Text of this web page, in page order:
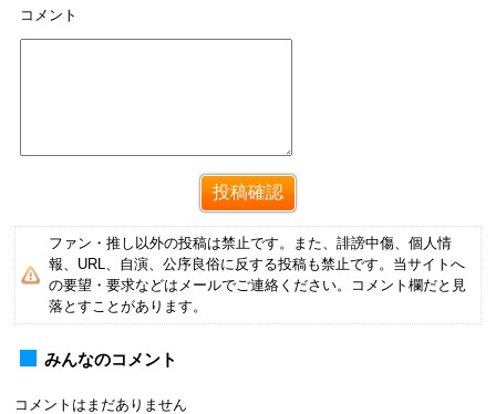
コメント
ファン・推し以外の投稿は禁止です。また、誹謗中傷、個人情
報、URL、自演、公序良俗に反する投稿も禁止です。当サイトへ
の要望・要求などはメールでご連絡ください。コメント欄だと見
落とすことがあります。
みんなのコメント
コメントはまだありません